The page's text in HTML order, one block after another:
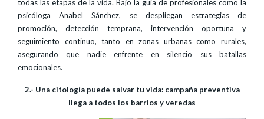
todas las etapas de la vida. Bajo la guía de profesionales como la
psicóloga Anabel Sánchez, se despliegan estrategias de
promoción, detección temprana, intervención oportuna y
seguimiento continuo, tanto en zonas urbanas como rurales,
asegurando que nadie enfrente en silencio sus batallas
emocionales.
2.- Una citología puede salvar tu vida: campaña preventiva
llega a todos los barrios y veredas